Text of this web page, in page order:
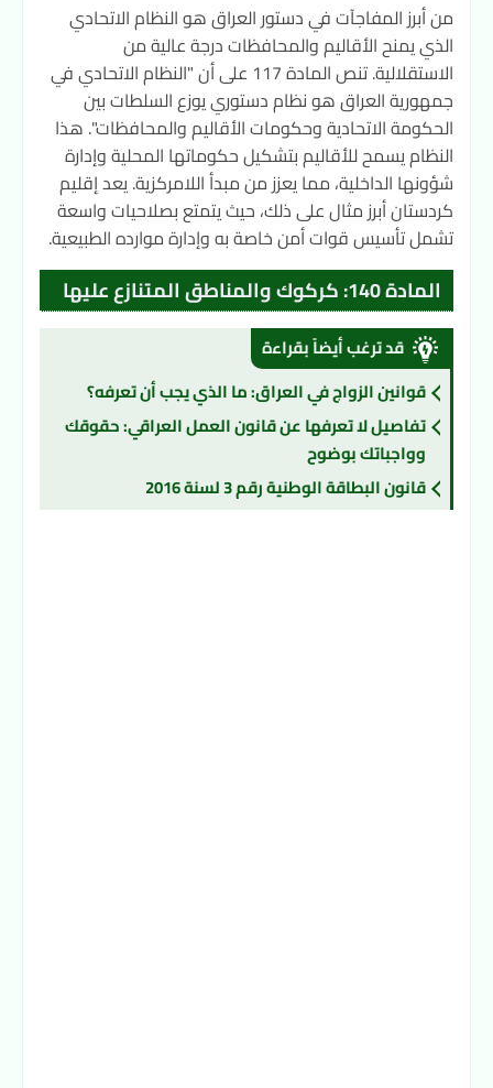
من أبرز المفاجآت في دستور العراق هو النظام الاتحادي
الذي يمنح الأقاليم والمحافظات درجة عالية من
الاستقلالية. تنص المادة 117 على أن "النظام الاتحادي في
جمهورية العراق هو نظام دستوري يوزع السلطات بين
الحكومة الاتحادية وحكومات الأقاليم والمحافظات". هذا
النظام يسمح للأقاليم بتشكيل حكوماتها المحلية وإدارة
شؤونها الداخلية، مما يعزز من مبدأ اللامركزية. يعد إقليم
كردستان أبرز مثال على ذلك، حيث يتمتع بصلاحيات واسعة
تشمل تأسيس قوات أمن خاصة به وإدارة موارده الطبيعية.
المادة 140: كركوك والمناطق المتنازع عليها
قد ترغب أيضاً بقراءة
قوانين الزواج في العراق: ما الذي يجب أن تعرفه؟
تفاصيل لا تعرفها عن قانون العمل العراقي: حقوقك
وواجباتك بوضوح
قانون البطاقة الوطنية رقم 3 لسنة 2016